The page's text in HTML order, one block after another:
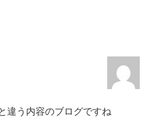
違う内容のブログですね